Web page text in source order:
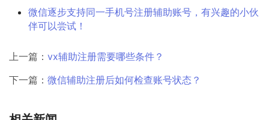
微信逐步支持同一手机号注册辅助账号，有兴趣的小伙
伴可以尝试！
上一篇： vx辅助注册需要哪些条件？
下一篇： 微信辅助注册后如何检查账号状态？